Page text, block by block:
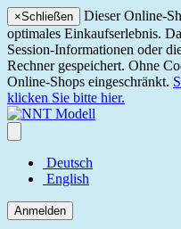
×Schließen
Dieser Online-
optimales Einkaufserlebnis.
Session-Informationen oder
Rechner gespeichert. Ohne
Online-Shops eingeschränkt.
klicken Sie bitte hier.
Deutsch
English
Anmelden